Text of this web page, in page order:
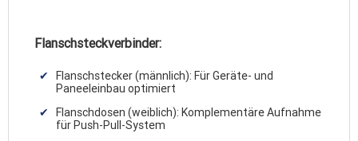
Flanschsteckverbinder:
Flanschstecker (männlich): Für Geräte- und
Paneeleinbau optimiert
Flanschdosen (weiblich): Komplementäre Aufnahme
für Push-Pull-System